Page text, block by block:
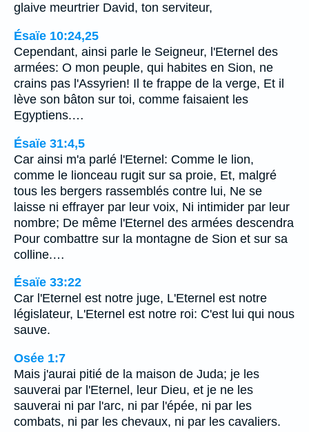
glaive meurtrier David, ton serviteur,
Ésaïe 10:24,25
Cependant, ainsi parle le Seigneur, l'Eternel des
armées: O mon peuple, qui habites en Sion, ne
crains pas l'Assyrien! Il te frappe de la verge, Et il
lève son bâton sur toi, comme faisaient les
Egyptiens.…
Ésaïe 31:4,5
Car ainsi m'a parlé l'Eternel: Comme le lion,
comme le lionceau rugit sur sa proie, Et, malgré
tous les bergers rassemblés contre lui, Ne se
laisse ni effrayer par leur voix, Ni intimider par leur
nombre; De même l'Eternel des armées descendra
Pour combattre sur la montagne de Sion et sur sa
colline.…
Ésaïe 33:22
Car l'Eternel est notre juge, L'Eternel est notre
législateur, L'Eternel est notre roi: C'est lui qui nous
sauve.
Osée 1:7
Mais j'aurai pitié de la maison de Juda; je les
sauverai par l'Eternel, leur Dieu, et je ne les
sauverai ni par l'arc, ni par l'épée, ni par les
combats, ni par les chevaux, ni par les cavaliers.